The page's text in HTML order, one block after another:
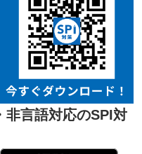
非言語対応のSPI対